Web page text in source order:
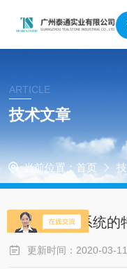
ARTICLE
技术文章
当前位置： 首页
酸逆流清洗系统的
更新时间：2020-03-11